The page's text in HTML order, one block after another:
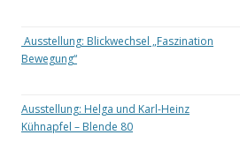
Ausstellung: Blickwechsel „Faszination
Bewegung“
Ausstellung: Helga und Karl-Heinz
Kühnapfel – Blende 80